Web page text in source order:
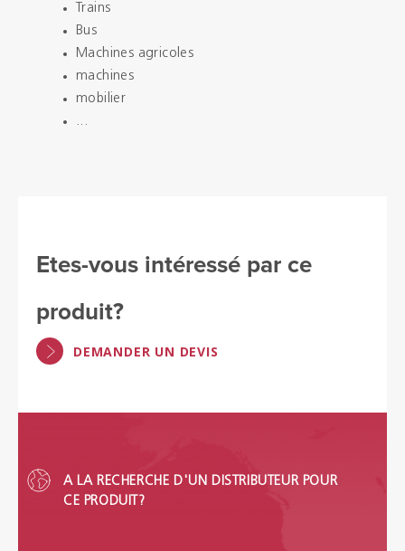
Trains
Bus
Machines agricoles
machines
mobilier
...
Etes-vous intéressé par ce
produit?
DEMANDER UN DEVIS
A LA RECHERCHE D'UN DISTRIBUTEUR POUR
CE PRODUIT?